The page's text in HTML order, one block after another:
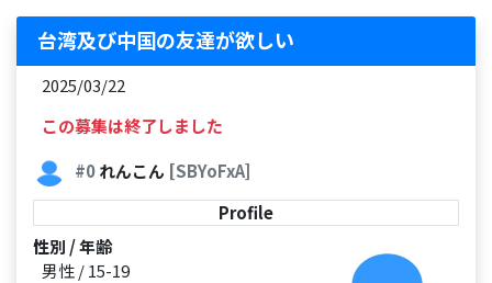
台湾及び中国の友達が欲しい
2025/03/22
この募集は終了しました
#0れんこん [SBYoFxA]
Profile
性別 / 年齢
男性 / 15-19